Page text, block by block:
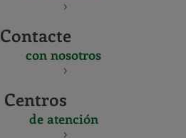
Contacte
con nosotros
Centros
de atención